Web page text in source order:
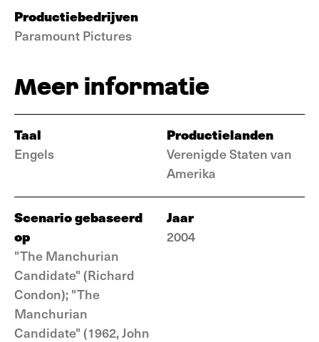
Productiebedrijven
Paramount Pictures
Meer informatie
Taal
Engels
Productielanden
Verenigde Staten van
Amerika
Scenario gebaseerd
op
"The Manchurian
Candidate" (Richard
Condon); "The
Manchurian
Candidate" (1962, John
Jaar
2004